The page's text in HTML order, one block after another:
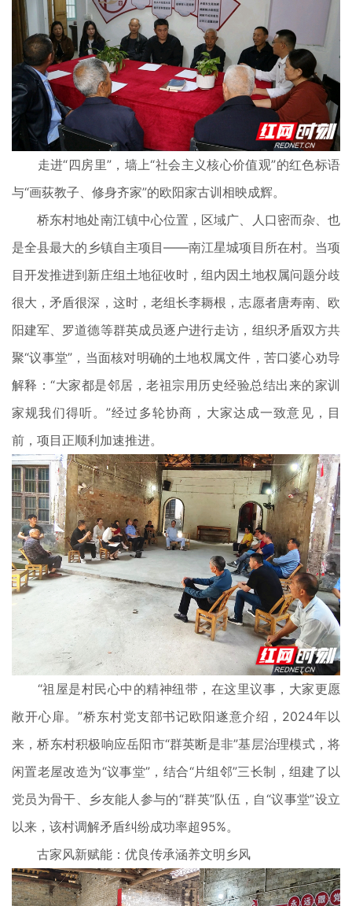
走进“四房里”，墙上“社会主义核心价值观”的红色标语
与“画荻教子、修身齐家”的欧阳家古训相映成辉。
桥东村地处南江镇中心位置，区域广、人口密而杂、也
是全县最大的乡镇自主项目——南江星城项目所在村。当项
目开发推进到新庄组土地征收时，组内因土地权属问题分歧
很大，矛盾很深，这时，老组长李耨根，志愿者唐寿南、欧
阳建军、罗道德等群英成员逐户进行走访，组织矛盾双方共
聚“议事堂”，当面核对明确的土地权属文件，苦口婆心劝导
解释：“大家都是邻居，老祖宗用历史经验总结出来的家训
家规我们得听。”经过多轮协商，大家达成一致意见，目
前，项目正顺利加速推进。
“祖屋是村民心中的精神纽带，在这里议事，大家更愿
敞开心扉。”桥东村党支部书记欧阳遂意介绍，2024年以
来，桥东村积极响应岳阳市“群英断是非”基层治理模式，将
闲置老屋改造为“议事堂”，结合“片组邻”三长制，组建了以
党员为骨干、乡友能人参与的“群英”队伍，自“议事堂”设立
以来，该村调解矛盾纠纷成功率超95%。
古家风新赋能：优良传承涵养文明乡风